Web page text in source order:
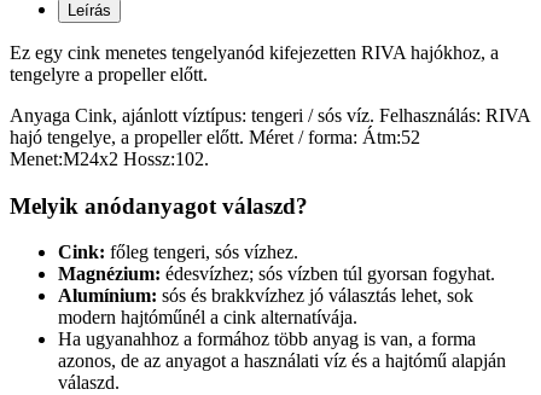
Leírás
Ez egy cink menetes tengelyanód kifejezetten RIVA hajókhoz, a
tengelyre a propeller előtt.
Anyaga Cink, ajánlott víztípus: tengeri / sós víz. Felhasználás: RIVA
hajó tengelye, a propeller előtt. Méret / forma: Átm:52
Menet:M24x2 Hossz:102.
Melyik anódanyagot válaszd?
Cink: főleg tengeri, sós vízhez.
Magnézium: édesvízhez; sós vízben túl gyorsan fogyhat.
Alumínium: sós és brakkvízhez jó választás lehet, sok
modern hajtóműnél a cink alternatívája.
Ha ugyanahhoz a formához több anyag is van, a forma
azonos, de az anyagot a használati víz és a hajtómű alapján
válaszd.